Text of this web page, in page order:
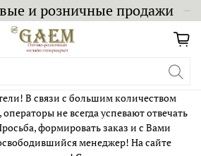
и розничные продажи
В связи с большим количеством
не всегда успевают отвечать
формировать заказ и с Вами
менеджер! На сайте